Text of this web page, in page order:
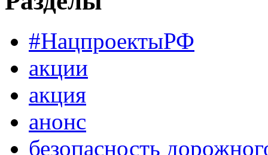
#НацпроектыРФ
акции
акция
анонс
безопасность